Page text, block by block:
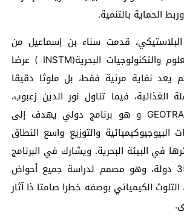
الحماية بالتنمية.
قدمت سناء بن إسماعيل من
المعهد الوطني للعلوم والتكنولوجيات البحرية(INSTM ) عرضا
يعد نفاية مرئية فقط، بل ملوثا دقيقا
الغذائية، فيما تناول نور الدين زعبوب،
عضو برنامج GEOTRACES و هو برنامج دولي يهدف إلى
والتوزيع واسع النطاق
في البيئة البحرية. ويشارك في البرنامج
علماء من حوالي 35 دولة، وهو مصمم لدراسة جميع أحواض
الكيميائي بوصفه خطرا صامتا ذا آثار